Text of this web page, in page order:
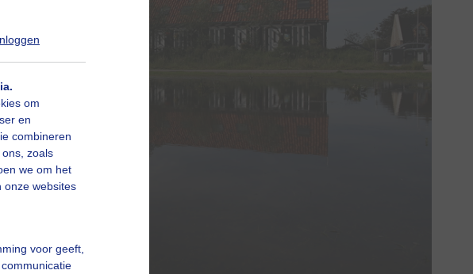
om
en
combineren
zoals
we om het
onze websites
voor geeft,
deze pop-up